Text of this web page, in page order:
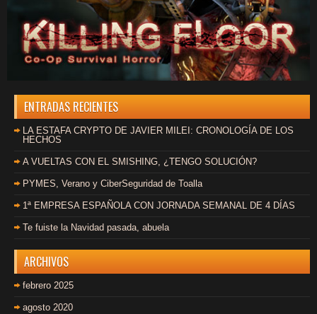
ENTRADAS RECIENTES
LA ESTAFA CRYPTO DE JAVIER MILEI: CRONOLOGÍA DE LOS
HECHOS
A VUELTAS CON EL SMISHING, ¿TENGO SOLUCIÓN?
PYMES, Verano y CiberSeguridad de Toalla
1ª EMPRESA ESPAÑOLA CON JORNADA SEMANAL DE 4 DÍAS
Te fuiste la Navidad pasada, abuela
ARCHIVOS
febrero 2025
agosto 2020